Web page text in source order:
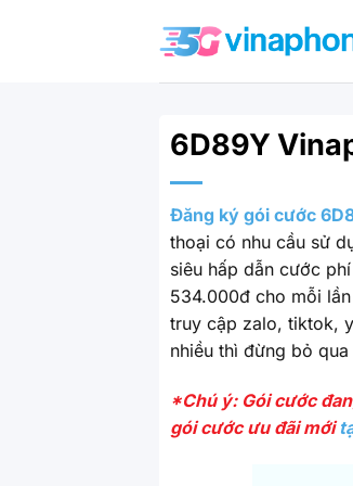
6D89Y
Đăng ký gói cước
thoại có nhu cầu sử
siêu hấp dẫn cước
534.000đ cho mỗi
truy cập zalo, tiktok,
nhiều thì đừng bỏ
*Chú ý: Gói cước
gói cước ưu đãi mới